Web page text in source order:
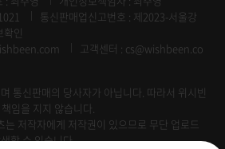
통신판매업신고번호 : 제2023-서울강
확인
고객센터 : cs@wishbeen.co
통신판매의 당사자가 아닙니다. 따라서 위시빈
임을 지지 않습니다.
는 저작자에게 저작권이 있으므로 무단 업로드
할 수 있습니다.